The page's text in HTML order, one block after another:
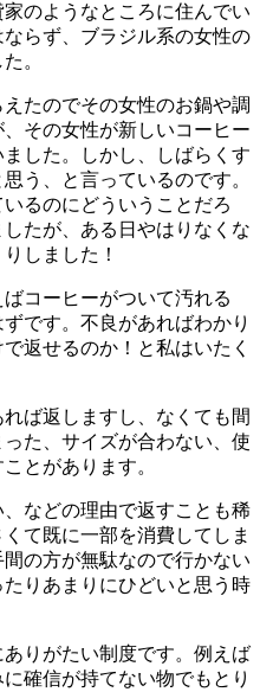
のようなところに住んでい
らず、ブラジル系の女性の
。
たのでその女性のお鍋や調
その女性が新しいコーヒー
した。しかし、しばらくす
う、と言っているのです。
るのにどういうことだろ
たが、ある日やはりなくな
しました！
コーヒーがついて汚れる
です。不良があればわかり
返せるのか！と私はいたく
ば返しますし、なくても間
た、サイズが合わない、使
とがあります。
などの理由で返すことも稀
て既に一部を消費してしま
の方が無駄なので行かない
りあまりにひどいと思う時
りがたい制度です。例えば
確信が持てない物でもとり